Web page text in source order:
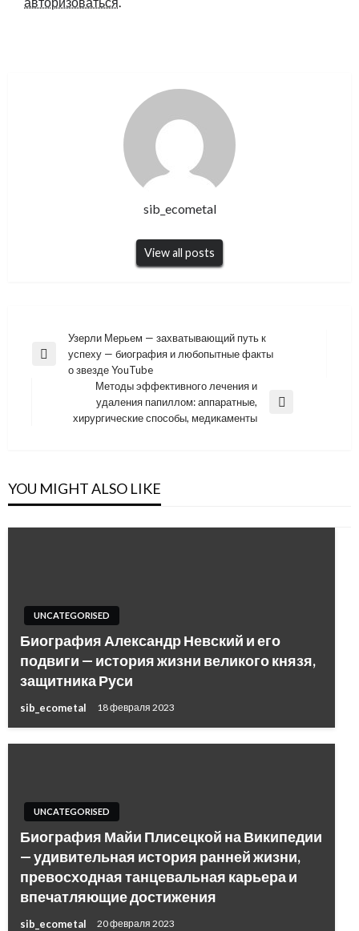
sib_ecometal
View all posts
Навигация
по
Previous
Узерли Мерьем — захватывающий путь к
успеху — биография и любопытные факты
о звезде YouTube
Методы эффективного лечения и
удаления папиллом: аппаратные,
хирургические способы, медикаменты
YOU MIGHT ALSO LIKE
UNCATEGORISED
Биография Александр Невский и его
подвиги — история жизни великого князя,
защитника Руси
sib_ecometal 18 февраля 2023
UNCATEGORISED
Биография Майи Плисецкой на Википедии
— удивительная история ранней жизни,
превосходная танцевальная карьера и
впечатляющие достижения
sib_ecometal 20 февраля 2023